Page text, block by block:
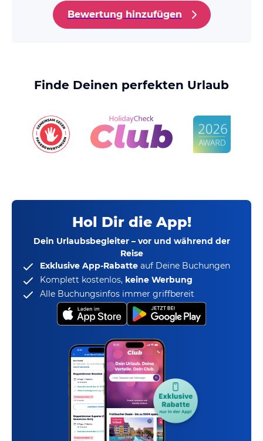
Bewertung hinzufügen
Finde Deinen perfekten Urlaub
Hol Dir die App!
Dein Urlaubsbegleiter – vor und während der
Reise
Exklusive App-Rabatte auf Deine Buchungen
Komplett kostenlos, keine Werbung
Alle Buchungsinfos immer griffbereit